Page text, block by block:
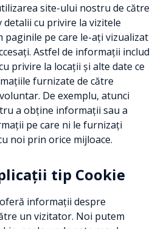
site-ului nostru de către
cu privire la vizitele
paginile pe care le-ați vizualizat
Astfel de informații includ
privire la locații și alte date ce
furnizate de către
De exemplu, atunci
a obține informații sau a
pe care ni le furnizați
noi prin orice mijloace.
tip Cookie
informații despre
un vizitator. Noi putem